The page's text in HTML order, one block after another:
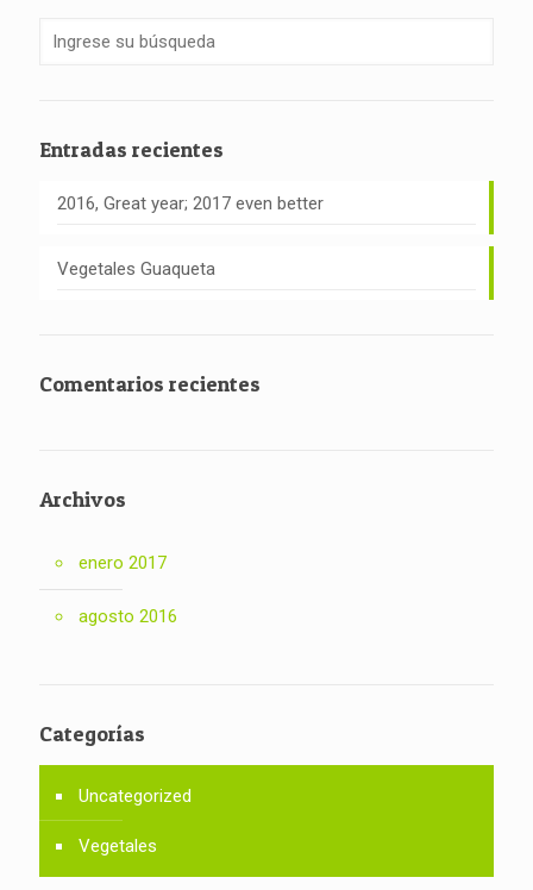
Entradas recientes
2016, Great year; 2017 even better
Vegetales Guaqueta
Comentarios recientes
Archivos
enero 2017
agosto 2016
Categorías
Uncategorized
Vegetales